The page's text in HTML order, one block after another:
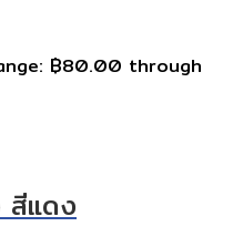
฿80.00 through
สีแดง